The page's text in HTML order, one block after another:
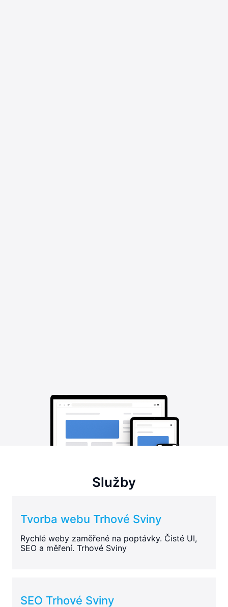
Služby
Tvorba webu Trhové Sviny
Rychlé weby zaměřené na poptávky. Čisté UI,
SEO a měření. Trhové Sviny
SEO Trhové Sviny